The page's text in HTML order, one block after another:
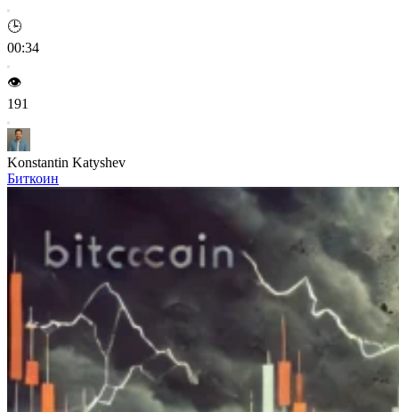
🕒
00:34
👁️
191
Konstantin Katyshev
Биткоин